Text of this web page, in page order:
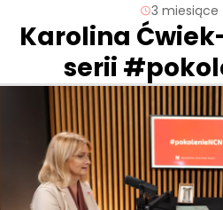
3
Karolina
serii